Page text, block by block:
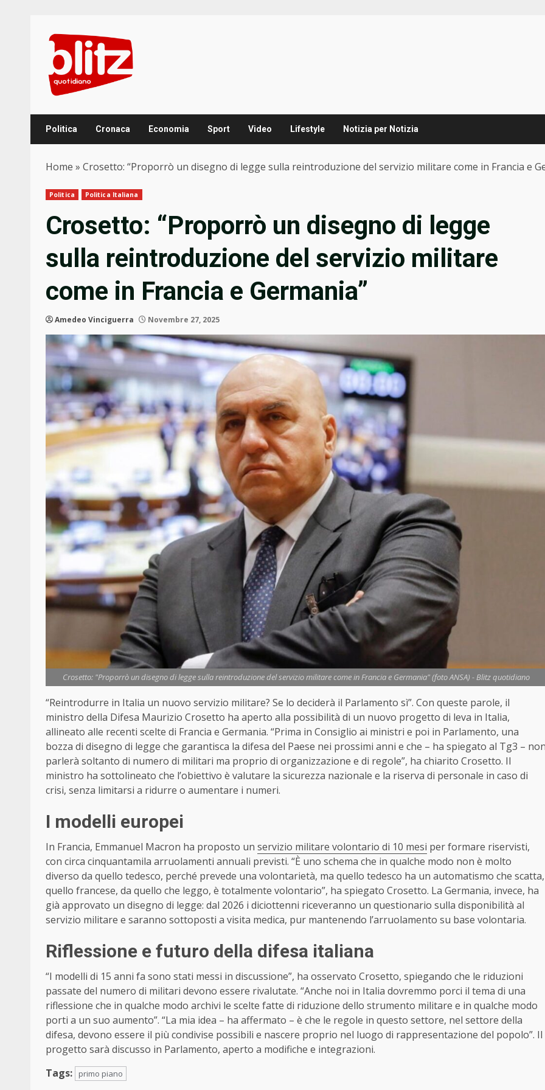
content
Politica Cronaca Economia Sport Video Lifestyle Notizia per Notizia
Home » Crosetto: “Proporrò un disegno di legge sulla reintroduzione del servizio militare come in Francia e
Politica Politica Italiana
Crosetto: “Proporrò un disegno di legge
sulla reintroduzione del servizio militare
come in Francia e Germania”
Amedeo Vinciguerra Novembre 27, 2025
Crosetto: "Proporrò un disegno di legge sulla reintroduzione del servizio militare come in Francia e Germania" (foto ANSA) - Blitz quotidiano
“Reintrodurre in Italia un nuovo servizio militare? Se lo deciderà il Parlamento sì”. Con queste parole, il
ministro della Difesa Maurizio Crosetto ha aperto alla possibilità di un nuovo progetto di leva in Italia,
allineato alle recenti scelte di Francia e Germania. “Prima in Consiglio ai ministri e poi in Parlamento, una
bozza di disegno di legge che garantisca la difesa del Paese nei prossimi anni e che – ha spiegato al Tg3 –
parlerà soltanto di numero di militari ma proprio di organizzazione e di regole”, ha chiarito Crosetto. Il
ministro ha sottolineato che l’obiettivo è valutare la sicurezza nazionale e la riserva di personale in caso di
crisi, senza limitarsi a ridurre o aumentare i numeri.
I modelli europei
In Francia, Emmanuel Macron ha proposto un servizio militare volontario di 10 mesi per formare riservisti,
con circa cinquantamila arruolamenti annuali previsti. “È uno schema che in qualche modo non è molto
diverso da quello tedesco, perché prevede una volontarietà, ma quello tedesco ha un automatismo che scatta,
quello francese, da quello che leggo, è totalmente volontario”, ha spiegato Crosetto. La Germania, invece, ha
già approvato un disegno di legge: dal 2026 i diciottenni riceveranno un questionario sulla disponibilità al
servizio militare e saranno sottoposti a visita medica, pur mantenendo l’arruolamento su base volontaria.
Riflessione e futuro della difesa italiana
“I modelli di 15 anni fa sono stati messi in discussione”, ha osservato Crosetto, spiegando che le riduzioni
passate del numero di militari devono essere rivalutate. “Anche noi in Italia dovremmo porci il tema di una
riflessione che in qualche modo archivi le scelte fatte di riduzione dello strumento militare e in qualche modo
porti a un suo aumento”. “La mia idea – ha affermato – è che le regole in questo settore, nel settore della
difesa, devono essere il più condivise possibili e nascere proprio nel luogo di rappresentazione del popolo”. Il
progetto sarà discusso in Parlamento, aperto a modifiche e integrazioni.
Tags:
primo piano